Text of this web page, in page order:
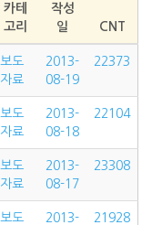
카테
고리
작성
일
CNT
보도
자료
2013-
08-19
22373
보도
자료
2013-
08-18
22104
보도
자료
2013-
08-17
23308
보도
2013-
21928